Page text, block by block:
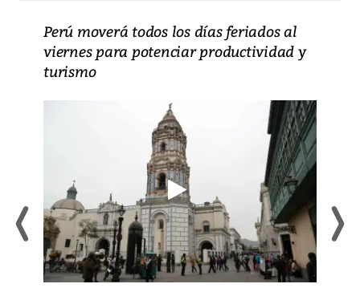
Perú moverá todos los días feriados al
viernes para potenciar productividad y
turismo